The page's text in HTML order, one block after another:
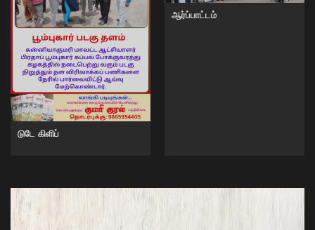
டுடே கிளிப்
ஆர்ப்பாட்டம்